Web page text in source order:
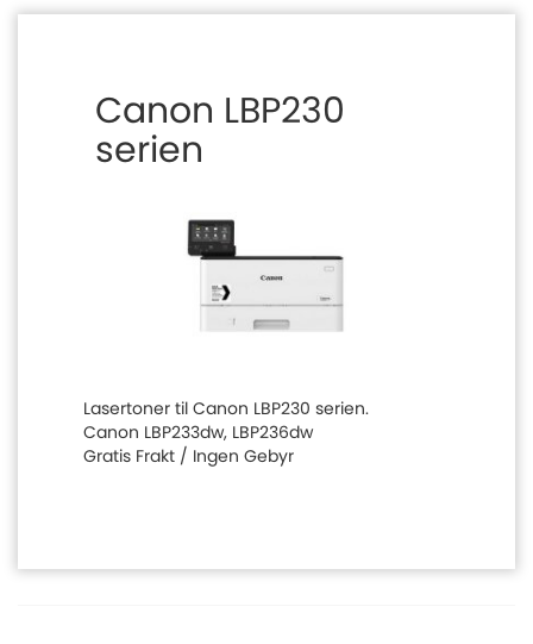
Canon LBP230
serien
Lasertoner til Canon LBP230 serien.
Canon LBP233dw, LBP236dw
Gratis Frakt / Ingen Gebyr